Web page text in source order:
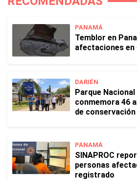
PANAMÁ
Temblor en
afectaciones en
DARIÉN
Parque Nacional
conmemora 46
de
PANAMÁ
SINAPROC
personas
registrado